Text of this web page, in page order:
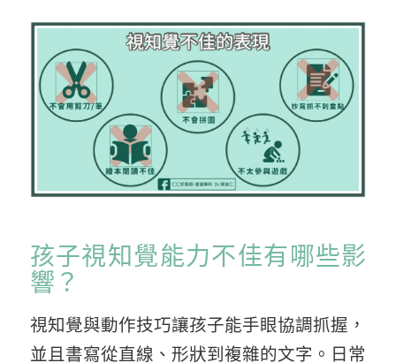
孩子視知覺能力不佳有哪些影
響？
視知覺與動作技巧讓孩子能手眼協調抓握，
並且書寫從直線、形狀到複雜的文字。日常